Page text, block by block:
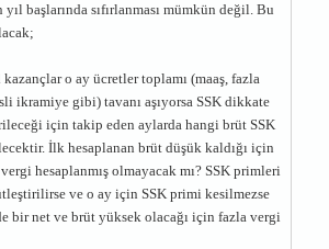
yıl başlarında sıfırlanması mümkün değil. Bu
o ay ücretler toplamı (maaş, fazla
ikramiye gibi) tavanı aşıyorsa SSK dikkate
için takip eden aylarda hangi brüt SSK
İlk hesaplanan brüt düşük kaldığı için
hesaplanmış olmayacak mı? SSK primleri
ve o ay için SSK primi kesilmezse
bir net ve brüt yüksek olacağı için fazla vergi